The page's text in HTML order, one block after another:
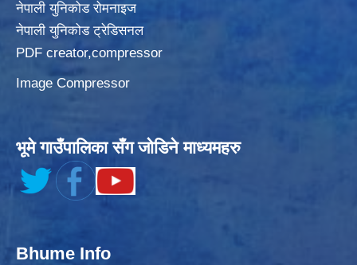
नेपाली युनिकोड रोमनाइज
नेपाली युनिकोड ट्रेडिसनल
PDF creator,compressor
Image Compressor
भूमे गाउँपालिका सँग जोडिने माध्यमहरु
Bhume Info